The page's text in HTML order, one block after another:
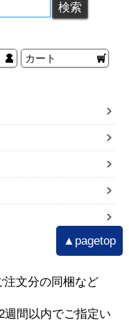
カート
文分の同梱など
週間以内でご指定い
▲pagetop